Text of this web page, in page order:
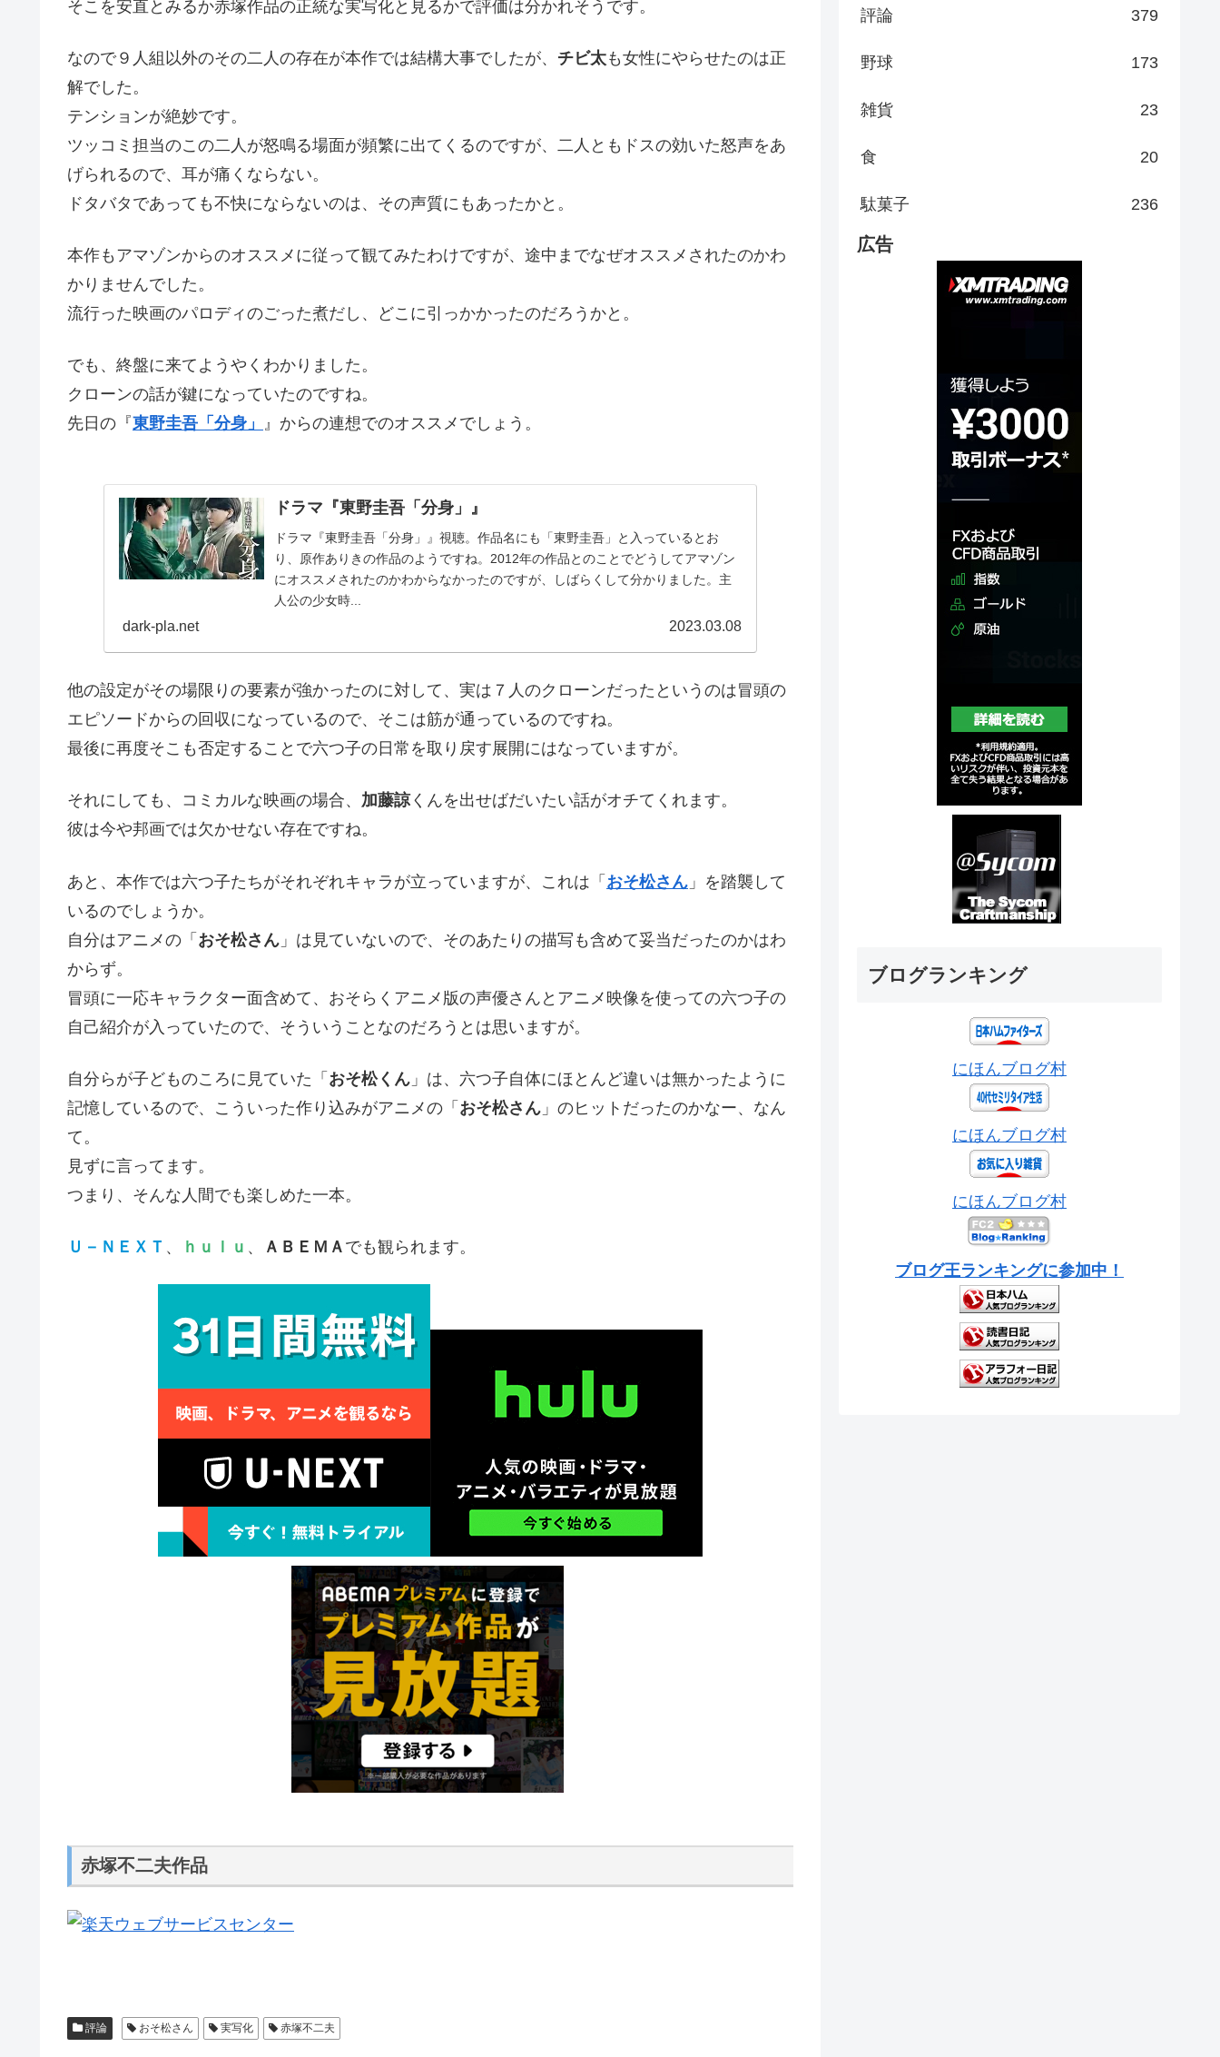
そこを安直とみるか赤塚作品の正統な実写化と見るかで評価は分かれそうです。
なので９人組以外のその二人の存在が本作では結構大事でしたが、 チビ太も女性にやらせたのは正
解でした。
テンションが絶妙です。
ツッコミ担当のこの二人が怒鳴る場面が頻繁に出てくるのですが、二人ともドスの効いた怒声をあ
げられるので、耳が痛くならない。
ドタバタであっても不快にならないのは、その声質にもあったかと。
本作もアマゾンからのオススメに従って観てみたわけですが、途中までなぜオススメされたのかわ
かりませんでした。
流行った映画のパロディのごった煮だし、どこに引っかかったのだろうかと。
でも、終盤に来てようやくわかりました。
クローンの話が鍵になっていたのですね。
先日の『東野圭吾「分身」 』からの連想でのオススメでしょう。
ドラマ『東野圭吾「分身」』
ドラマ『東野圭吾「分身」』視聴。作品名にも「東野圭吾」と入っているとお
り、原作ありきの作品のようですね。2012年の作品とのことでどうしてアマゾン
にオススメされたのかわからなかったのですが、しばらくして分かりました。主
人公の少女時...
dark-pla.net 2023.03.08
他の設定がその場限りの要素が強かったのに対して、実は７人のクローンだったというのは冒頭の
エピソードからの回収になっているので、そこは筋が通っているのですね。
最後に再度そこも否定することで六つ子の日常を取り戻す展開にはなっていますが。
それにしても、コミカルな映画の場合、 加藤諒くんを出せばだいたい話がオチてくれます。
彼は今や邦画では欠かせない存在ですね。
あと、本作では六つ子たちがそれぞれキャラが立っていますが、これは「 おそ松さん 」を踏襲して
いるのでしょうか。
自分はアニメの「 おそ松さん 」は見ていないので、そのあたりの描写も含めて妥当だったのかはわ
からず。
冒頭に一応キャラクター面含めて、おそらくアニメ版の声優さんとアニメ映像を使っての六つ子の
自己紹介が入っていたので、そういうことなのだろうとは思いますが。
自分らが子どものころに見ていた「 おそ松くん 」は、六つ子自体にほとんど違いは無かったように
記憶しているので、こういった作り込みがアニメの「 おそ松さん 」のヒットだったのかなー、なん
て。
見ずに言ってます。
つまり、そんな人間でも楽しめた一本。
Ｕ－ＮＥＸＴ 、 ｈｕｌｕ 、 ＡＢＥＭＡ でも観られます。
赤塚不二夫作品
評論 おそ松さん 実写化 赤塚不二夫
評論 379
野球 173
雑貨 23
食 20
駄菓子 236
広告
ブログランキング
にほんブログ村
にほんブログ村
にほんブログ村
ブログ王ランキングに参加中！